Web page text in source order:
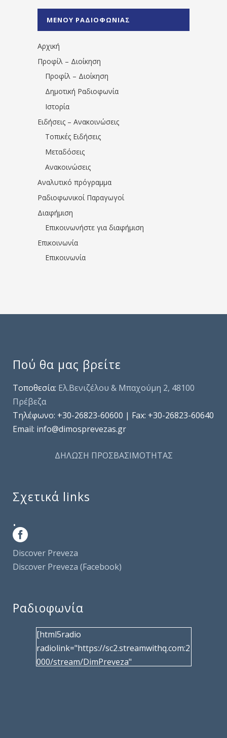
1531194763766854/" artist="" ]
ΜΕΝΟΥ ΡΑΔΙΟΦΩΝΙΑΣ
Αρχική
Προφίλ – Διοίκηση
Προφίλ – Διοίκηση
Δημοτική Ραδιοφωνία
Ιστορία
Ειδήσεις – Ανακοινώσεις
Τοπικές Ειδήσεις
Μεταδόσεις
Ανακοινώσεις
Αναλυτικό πρόγραμμα
Ραδιοφωνικοί Παραγωγοί
Διαφήμιση
Επικοινωνήστε για διαφήμιση
Επικοινωνία
Επικοινωνία
Πού θα μας βρείτε
Τοποθεσία: Ελ.Βενιζέλου & Μπαχούμη 2, 48100
Πρέβεζα
Τηλέφωνo: +30-26823-60600 | Fax: +30-26823-60640
Email: info@dimosprevezas.gr
ΔΗΛΩΣΗ ΠΡΟΣΒΑΣΙΜΟΤΗΤΑΣ
Σχετικά links
.
Discover Preveza
Discover Preveza (Facebook)
Ραδιοφωνία
[html5radio
radiolink="https://sc2.streamwithq.com:2
000/stream/DimPreveza"